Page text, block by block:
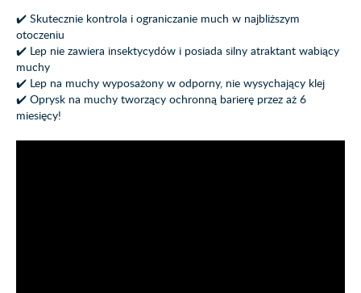
✔️ Skutecznie kontrola i ograniczanie much w najbliższym
otoczeniu
✔️ Lep nie zawiera insektycydów i posiada silny atraktant wabiący
muchy
✔️ Lep na muchy wyposażony w odporny, nie wysychający klej
✔️ Oprysk na muchy tworzący ochronną barierę przez aż 6
miesięcy!